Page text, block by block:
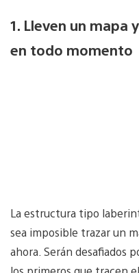
1. Lleven un mapa
en todo momento
La estructura tipo
sea imposible trazar un
ahora. Serán desafiados